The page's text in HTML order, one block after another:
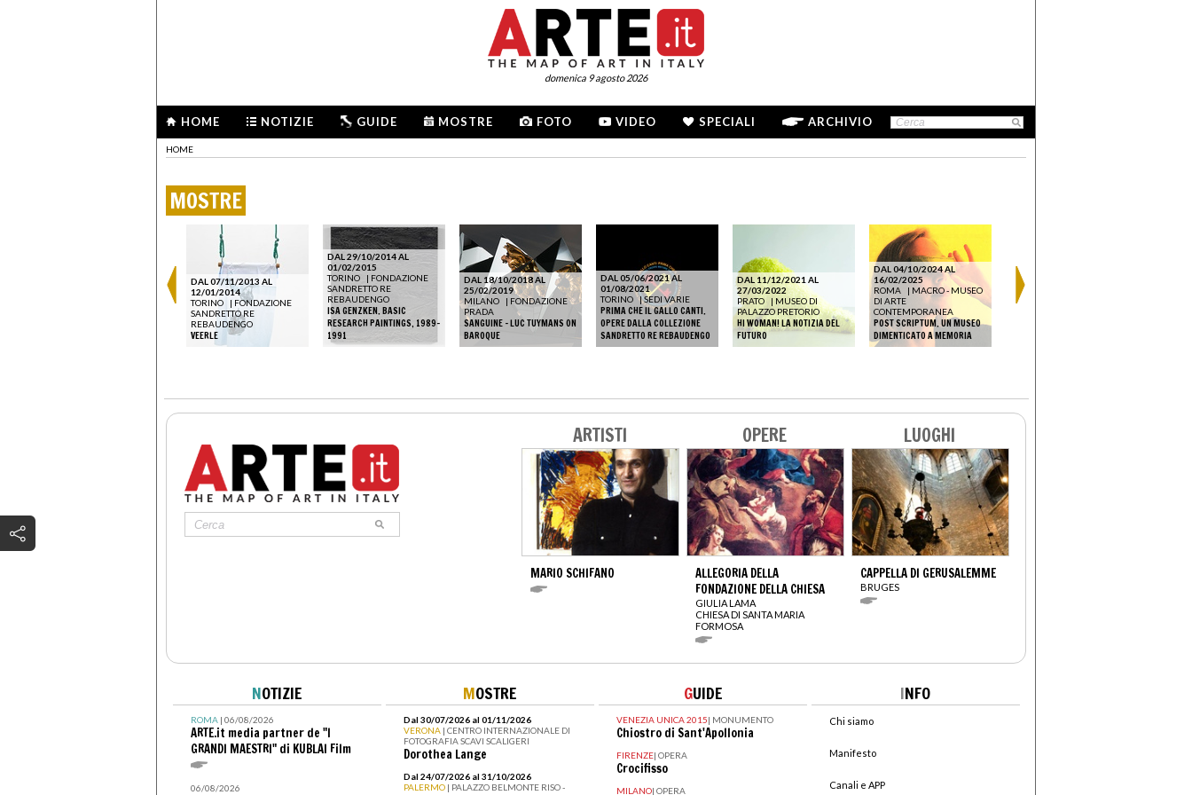
domenica 9 agosto 2026
HOME NOTIZIE GUIDE MOSTRE FOTO VIDEO SPECIALI ARCHIVIO
HOME
MOSTRE
DAL 07/11/2013 AL
12/01/2014
TORINO
| FONDAZIONE
SANDRETTO RE
REBAUDENGO
VEERLE
DAL 29/10/2014 AL
01/02/2015
TORINO
| FONDAZIONE
SANDRETTO RE
REBAUDENGO
ISA GENZKEN. BASIC
RESEARCH PAINTINGS, 1989-
1991
DAL 18/10/2018 AL
25/02/2019
MILANO
| FONDAZIONE
PRADA
SANGUINE - LUC TUYMANS ON
BAROQUE
DAL 05/06/2021 AL
01/08/2021
TORINO |SEDI VARIE
PRIMA CHE IL GALLO CANTI.
OPERE DALLA COLLEZIONE
SANDRETTO RE REBAUDENGO
DAL 11/12/2021 AL
27/03/2022
PRATO
| MUSEO DI
PALAZZO PRETORIO
HI WOMAN! LA NOTIZIA DEL
FUTURO
DAL 04/10/2024 AL
16/02/2025
ROMA
| MACRO - MUSEO
DI ARTE
CONTEMPORANEA
POST SCRIPTUM. UN MUSEO
DIMENTICATO A MEMORIA
DAL 03/04/2025 AL
14/07/2025
MILANO
ARTISTI
MARIO SCHIFANO
OPERE
ALLEGORIA DELLA
FONDAZIONE DELLA CHIESA
GIULIA LAMA
CHIESA DI SANTA MARIA
FORMOSA
LUOGHI
CAPPELLA DI GERUSALEMME
BRUGES
NOTIZIE
ROMA| 06/08/2026
ARTE.it media partner de "I
GRANDI MAESTRI" di KUBLAI Film
06/08/2026
MOSTRE
Dal 30/07/2026 al 01/11/2026
VERONA | CENTRO INTERNAZIONALE DI
FOTOGRAFIA SCAVI SCALIGERI
Dorothea Lange
Dal 24/07/2026 al 31/10/2026
PALERMO | PALAZZO BELMONTE RISO -
GUIDE
VENEZIA UNICA 2015| MONUMENTO
Chiostro di Sant'Apollonia
FIRENZE| OPERA
Crocifisso
MILANO| OPERA
INFO
Chi siamo
Manifesto
Canali e APP